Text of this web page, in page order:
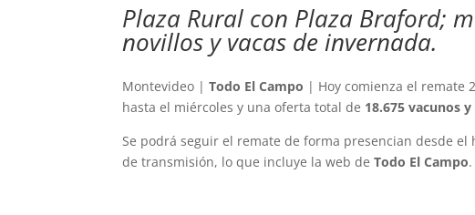
Plaza Rural con Plaza Braford;
novillos y vacas de invernada.
Montevideo |Todo El Campo | Hoy comienza el remate
hasta el miércoles y una oferta total de 18.675 vacunos
Se podrá seguir el remate de forma presencian desde
de transmisión, lo que incluye la web deTodo El Campo.